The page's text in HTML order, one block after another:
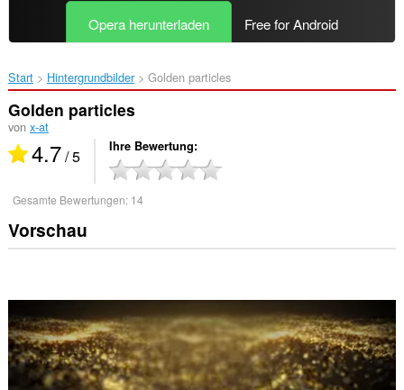
Opera herunterladen Free for Android
Start Hintergrundbilder Golden particles‎
Golden particles
von x-at
4.7/ 5 Ihre Bewertung
Gesamte Bewertungen: 14
Vorschau